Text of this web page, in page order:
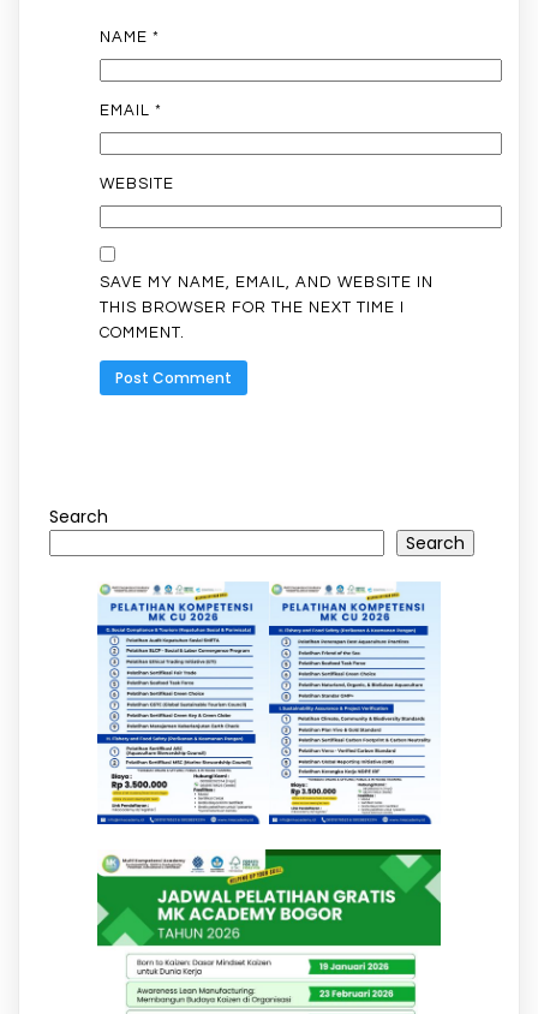
NAME *
EMAIL *
WEBSITE
SAVE MY NAME, EMAIL, AND WEBSITE IN
THIS BROWSER FOR THE NEXT TIME I
COMMENT.
Search
Search